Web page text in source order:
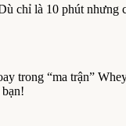
chỉ là 10 phút
trong “ma trận”